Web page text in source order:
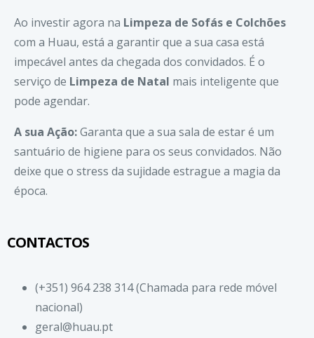
Ao investir agora na Limpeza de Sofás e Colchões
com a Huau, está a garantir que a sua casa está
impecável antes da chegada dos convidados. É o
serviço de Limpeza de Natal mais inteligente que
pode agendar.
A sua Ação:Garanta que a sua sala de estar é um
santuário de higiene para os seus convidados. Não
deixe que o stress da sujidade estrague a magia da
época.
CONTACTOS
(+351) 964 238 314 (Chamada para rede móvel
nacional)
geral@huau.pt